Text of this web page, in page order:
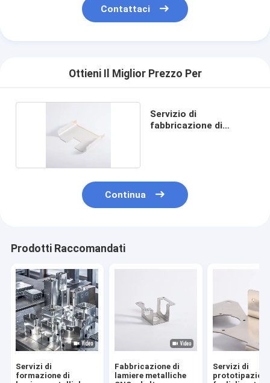
Contattaci
Ottieni Il Miglior Prezzo Per
Servizio di
fabbricazione di
Continua
Prodotti Raccomandati
Servizi di
formazione di
Fabbricazione di
lamiere metalliche
Servizi di